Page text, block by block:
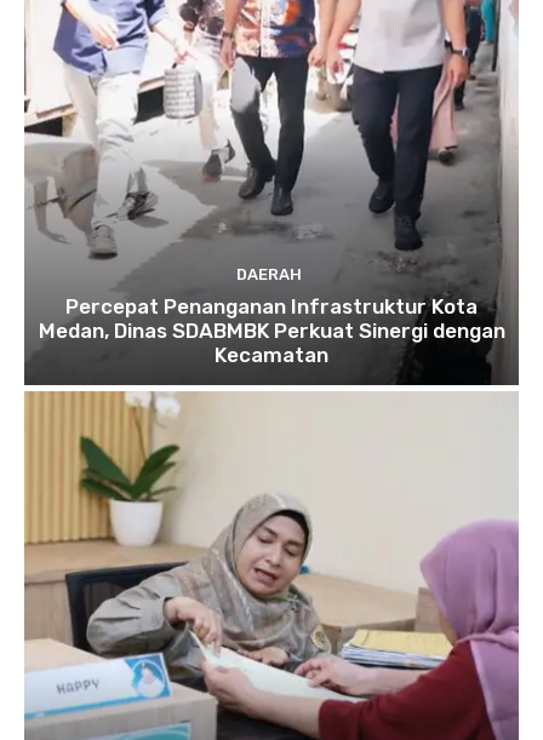
DAERAH
Percepat Penanganan Infrastruktur Kota
Medan, Dinas SDABMBK Perkuat Sinergi dengan
Kecamatan